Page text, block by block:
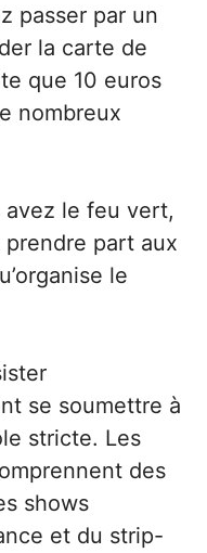
passer par un
la carte de
que 10 euros
nombreux
avez le feu vert,
part aux
le
se soumettre à
stricte. Les
des
shows
et du strip-